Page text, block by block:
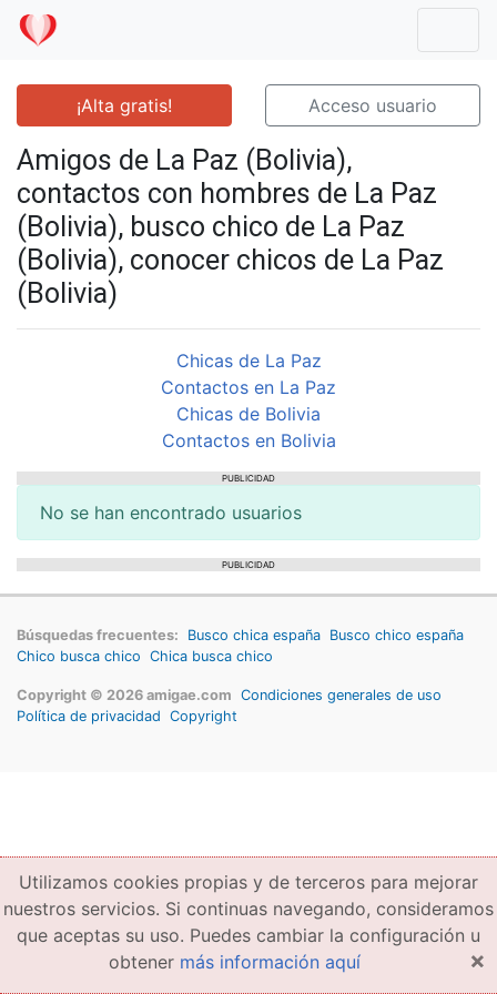
¡Alta gratis! Acceso usuario
Amigos de La Paz (Bolivia),
contactos con hombres de La Paz
(Bolivia), busco chico de La Paz
(Bolivia), conocer chicos de La Paz
(Bolivia)
Chicas de La Paz
Contactos en La Paz
Chicas de Bolivia
Contactos en Bolivia
PUBLICIDAD
No se han encontrado usuarios
PUBLICIDAD
Búsquedas frecuentes: Busco chica españa Busco chico españa
Chico busca chico Chica busca chico
Copyright © 2026 amigae.com Condiciones generales de uso
Política de privacidad Copyright
Utilizamos cookies propias y de terceros para mejorar
nuestros servicios. Si continuas navegando, consideramos
que aceptas su uso. Puedes cambiar la configuración u
obtener más información aquí ×